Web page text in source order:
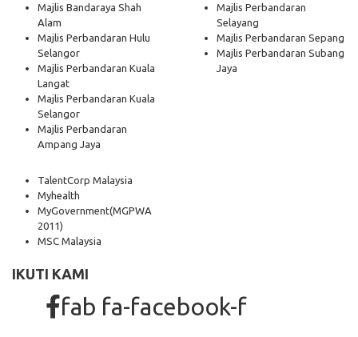
Majlis Bandaraya Shah
Alam
Majlis Perbandaran Hulu
Selangor
Majlis Perbandaran Kuala
Langat
Majlis Perbandaran Kuala
Selangor
Majlis Perbandaran
Ampang Jaya
Majlis Perbandaran
Selayang
Majlis Perbandaran Sepang
Majlis Perbandaran Subang
Jaya
TalentCorp Malaysia
Myhealth
MyGovernment(MGPWA
2011)
MSC Malaysia
IKUTI KAMI
fab fa-facebook-f